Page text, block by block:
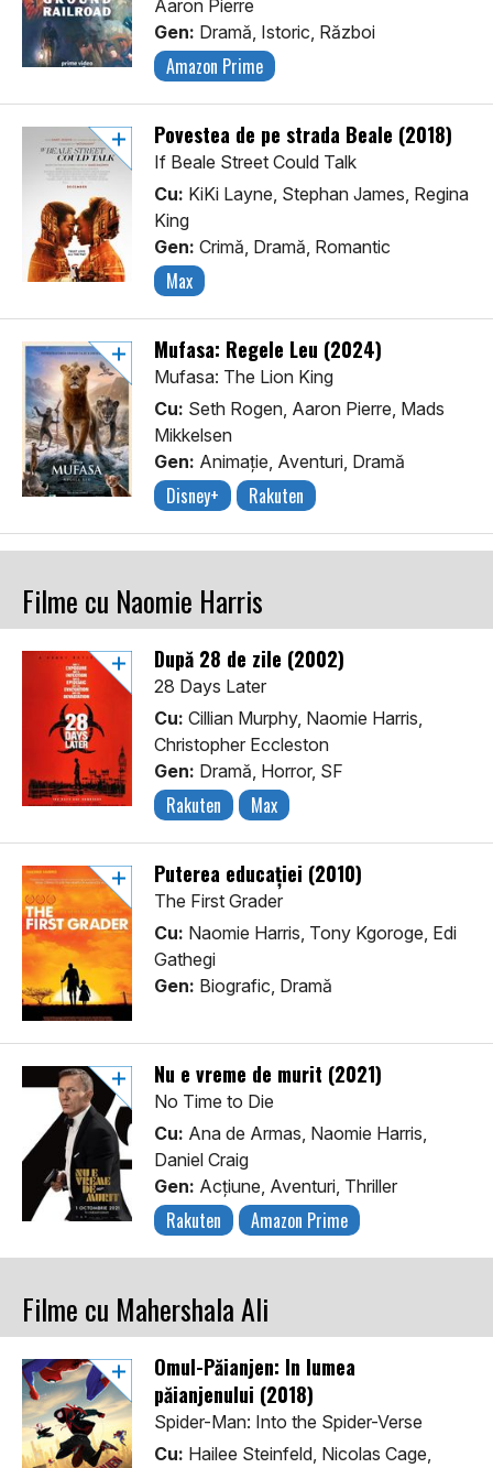
Aaron Pierre
Gen: Dramă, Istoric, Război
Amazon Prime
Povestea de pe strada Beale (2018)
If Beale Street Could Talk
Cu: KiKi Layne, Stephan James, Regina
King
Gen: Crimă, Dramă, Romantic
Max
Mufasa: Regele Leu (2024)
Mufasa: The Lion King
Cu: Seth Rogen, Aaron Pierre, Mads
Mikkelsen
Gen: Animaţie, Aventuri, Dramă
Disney+ Rakuten
Filme cu Naomie Harris
După 28 de zile (2002)
28 Days Later
Cu: Cillian Murphy, Naomie Harris,
Christopher Eccleston
Gen: Dramă, Horror, SF
Rakuten Max
Puterea educației (2010)
The First Grader
Cu: Naomie Harris, Tony Kgoroge, Edi
Gathegi
Gen: Biografic, Dramă
Nu e vreme de murit (2021)
No Time to Die
Cu: Ana de Armas, Naomie Harris,
Daniel Craig
Gen: Acţiune, Aventuri, Thriller
Rakuten Amazon Prime
Filme cu Mahershala Ali
Omul-Păianjen: În lumea
păianjenului (2018)
Spider-Man: Into the Spider-Verse
Cu: Hailee Steinfeld, Nicolas Cage,